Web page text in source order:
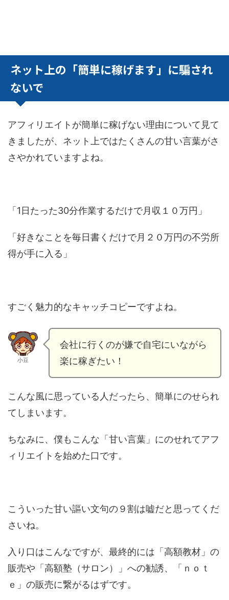
ネット上の「簡単に稼げます」に騙され
ないで
アフィリエイトが簡単に稼げない理由について見て
きましたが、ネット上ではたくさんの甘い言葉がさ
さやかれていますよね。
「1日たった30分作業するだけで月収１０万円」
「好きなことを毎日書くだけで月２０万円の不労所
得が手に入る」
すごく魅力的なキャッチコピーですよね。
小豆
会社に行くのが嫌で自宅にいながら
楽に稼ぎたい！
こんな風に思っている人だったら、簡単にのせられ
てしまいます。
ちなみに、僕もこんな「甘い言葉」にのせれてアフ
ィリエイトを始めた口です。
こういった甘い謳い文句の９割は嘘だと思ってくだ
さいね。
入り口はこんなですが、最終的には「高額教材」の
販売や「高額塾（サロン）」への勧誘、「ｎｏｔ
ｅ」の販売に繋がるはずです。